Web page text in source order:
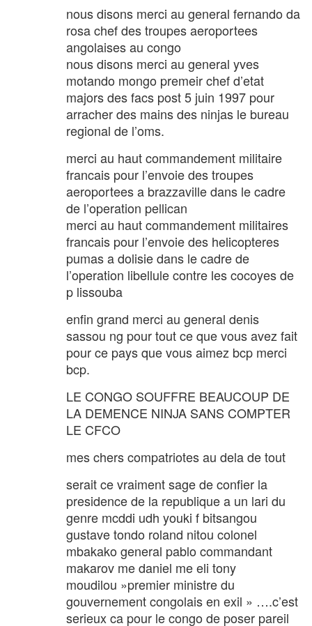
nous disons merci au general fernando da
rosa chef des troupes aeroportees
angolaises au congo
nous disons merci au general yves
motando mongo premeir chef d’etat
majors des facs post 5 juin 1997 pour
arracher des mains des ninjas le bureau
regional de l’oms.
merci au haut commandement militaire
francais pour l’envoie des troupes
aeroportees a brazzaville dans le cadre
de l’operation pellican
merci au haut commandement militaires
francais pour l’envoie des helicopteres
pumas a dolisie dans le cadre de
l’operation libellule contre les cocoyes de
p lissouba
enfin grand merci au general denis
sassou ng pour tout ce que vous avez fait
pour ce pays que vous aimez bcp merci
bcp.
LE CONGO SOUFFRE BEAUCOUP DE
LA DEMENCE NINJA SANS COMPTER
LE CFCO
mes chers compatriotes au dela de tout
serait ce vraiment sage de confier la
presidence de la republique a un lari du
genre mcddi udh youki f bitsangou
gustave tondo roland nitou colonel
mbakako general pablo commandant
makarov me daniel me eli tony
moudilou »premier ministre du
gouvernement congolais en exil » ….c’est
serieux ca pour le congo de poser pareil